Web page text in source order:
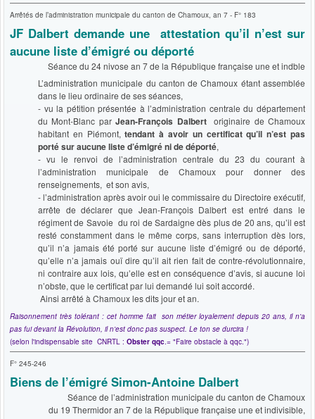
Arrêtés de l’administration municipale du canton de Chamoux, an 7 - F° 183
JF Dalbert demande une attestation qu’il n’est sur
aucune liste d’émigré ou déporté
Séance du 24 nivose an 7 de la République française une et indble
L’administration municipale du canton de Chamoux étant assemblée
dans le lieu ordinaire de ses séances,
- vu la pétition présentée à l’administration centrale du département
du Mont-Blanc parJean-François Dalbertoriginaire de Chamoux
habitant en Piémont,tendant à avoir un certificat qu’il n’est pas
porté sur aucune liste d’émigré ni de déporté,
- vu le renvoi de l’administration centrale du 23 du courant à
l’administration municipale de Chamoux pour donner des
renseignements, et son avis,
- l’administration après avoir oui le commissaire du Directoire exécutif,
arrête de déclarer que Jean-François Dalbert est entré dans le
régiment de Savoie du roi de Sardaigne dès plus de 20 ans, qu’il est
resté constamment dans le même corps, sans interruption dès lors,
qu’il n’a jamais été porté sur aucune liste d’émigré ou de déporté,
qu’elle n’a jamais ouï dire qu’il ait rien fait de contre-révolutionnaire,
ni contraire aux lois, qu’elle est en conséquence d’avis, si aucune loi
n’obste, que le certificat par lui demandé lui soit accordé.
Ainsi arrêté à Chamoux les dits jour et an.
Raisonnement très tolérant : cet homme fait son métier loyalement depuis 20 ans, il n'a
pas fui devant la Révolution, il n'est donc pas suspect. Le ton se durcira !
(selon l'indispensable site CNRTL : Obster qqc.= "Faire obstacle à qqc.")
F° 245-246
Biens de l’émigré Simon-Antoine Dalbert
Séance de l’administration municipale du canton de Chamoux
du 19 Thermidor an 7 de la République française une et indivisible,